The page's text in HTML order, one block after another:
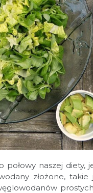
połowy naszej diety,
złożone,